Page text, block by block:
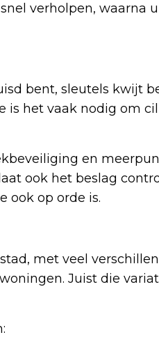
verholpen, waarna
bent, sleutels kwijt
is het vaak nodig om
en
ook het beslag
ook op orde is.
met veel
Juist die